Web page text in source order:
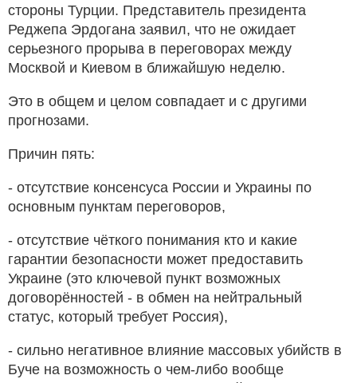
стороны Турции. Представитель президента
Реджепа Эрдогана заявил, что не ожидает
серьезного прорыва в переговорах между
Москвой и Киевом в ближайшую неделю.
Это в общем и целом совпадает и с другими
прогнозами.
Причин пять:
- отсутствие консенсуса России и Украины по
основным пунктам переговоров,
- отсутствие чёткого понимания кто и какие
гарантии безопасности может предоставить
Украине (это ключевой пункт возможных
договорённостей - в обмен на нейтральный
статус, который требует Россия),
- сильно негативное влияние массовых убийств в
Буче на возможность о чем-либо вообще